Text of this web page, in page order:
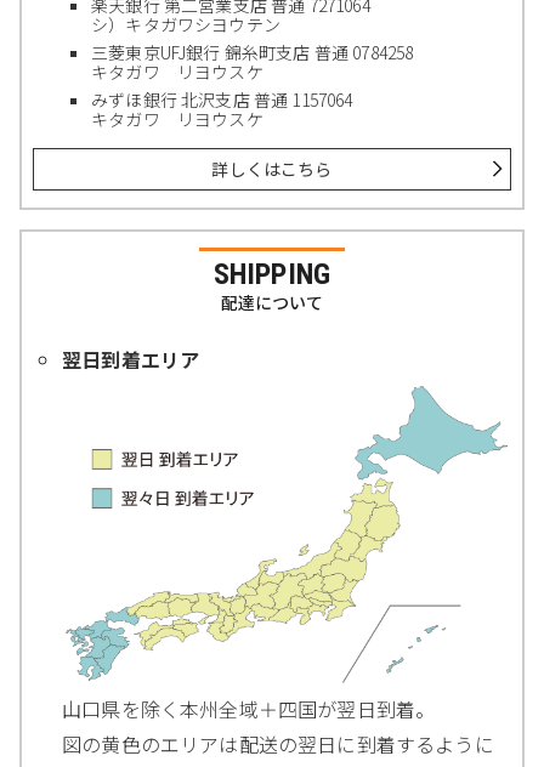
シ）キタガワシヨウテン
三菱東京UFJ銀行 錦糸町支店 普通 0784258
キタガワ リヨウスケ
みずほ銀行 北沢支店 普通 1157064
キタガワ リヨウスケ
詳しくはこちら
SHIPPING
配達について
翌日到着エリア
山口県を除く本州全域＋四国が翌日到着。
図の黄色のエリアは配送の翌日に到着するように